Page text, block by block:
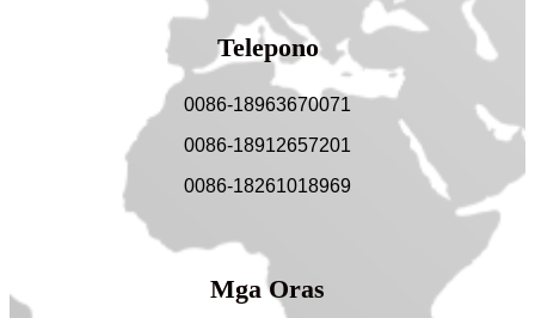
Telepono
0086-18963670071
0086-18912657201
0086-18261018969
Mga Oras